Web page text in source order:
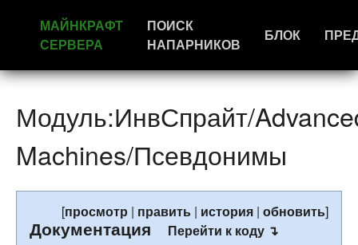
МАЙНКРАФТ
СЕРВЕРА
ПОИСК
НАПАРНИКОВ
БЛОК
Модуль:ИнвСпрайт/
Machines/Псевдонимы
[просмотр | править | история | обновить]
Документация Перейти к коду ↴